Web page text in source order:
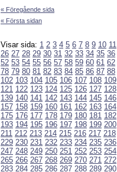
« Föregående sida
« Första sidan
Visar sida: 1 2 3 4 5 6 7 8 9 10 11
26 27 28 29 30 31 32 33 34 35 36
52 53 54 55 56 57 58 59 60 61 62
78 79 80 81 82 83 84 85 86 87 88
102 103 104 105 106 107 108 109
121 122 123 124 125 126 127 128
139 140 141 142 143 144 145 146
157 158 159 160 161 162 163 164
175 176 177 178 179 180 181 182
193 194 195 196 197 198 199 200
211 212 213 214 215 216 217 218
229 230 231 232 233 234 235 236
247 248 249 250 251 252 253 254
265 266 267 268 269 270 271 272
283 284 285 286 287 288 289 290